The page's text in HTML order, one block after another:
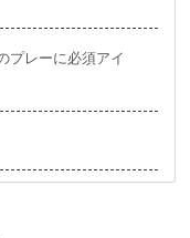
プレーに必須アイ